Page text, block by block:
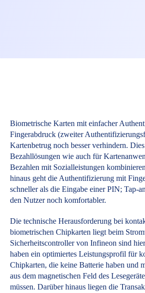
Biometrische Karten mit einfacher
Fingerabdruck (zweiter
Kartenbetrug noch besser verhindern.
Bezahllösungen wie auch für
Bezahlen mit Sozialleistungen
hinaus geht die Authentifizierung mit
schneller als die Eingabe einer PIN; Tap-
den Nutzer noch komfortabler.
Die technische Herausforderung bei
biometrischen Chipkarten liegt beim
Sicherheitscontroller von Infineon sind
haben ein optimiertes Leistungsprofil für
Chipkarten, die keine Batterie haben und
aus dem magnetischen Feld des
müssen. Darüber hinaus liegen die